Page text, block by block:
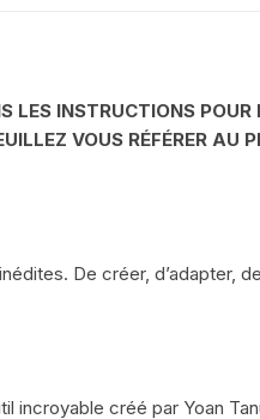
LES INSTRUCTIONS POUR
VOUS RÉFÉRER AU
De créer, d’adapter,
incroyable créé par Yoan